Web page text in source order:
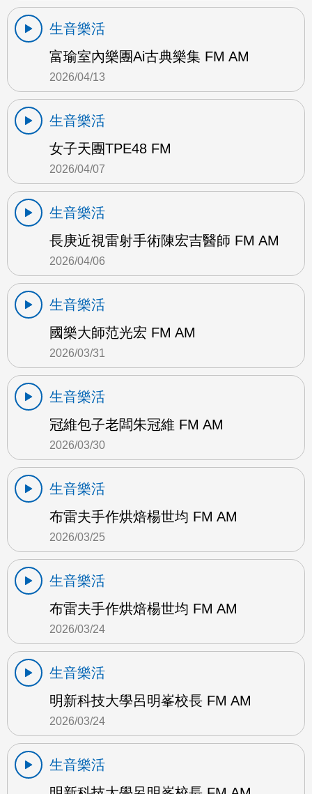
生音樂活
富瑜室內樂團Ai古典樂集 FM AM
2026/04/13
生音樂活
女子天團TPE48 FM
2026/04/07
生音樂活
長庚近視雷射手術陳宏吉醫師 FM AM
2026/04/06
生音樂活
國樂大師范光宏 FM AM
2026/03/31
生音樂活
冠維包子老闆朱冠維 FM AM
2026/03/30
生音樂活
布雷夫手作烘焙楊世均 FM AM
2026/03/25
生音樂活
布雷夫手作烘焙楊世均 FM AM
2026/03/24
生音樂活
明新科技大學呂明峯校長 FM AM
2026/03/24
生音樂活